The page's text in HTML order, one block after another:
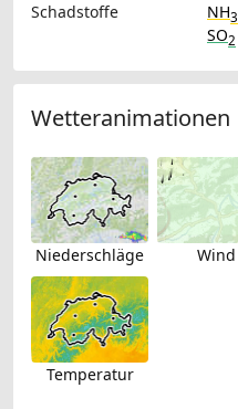
Schadstoffe
NH3
SO2
Wetteranimationen
Niederschläge Wind
Temperatur